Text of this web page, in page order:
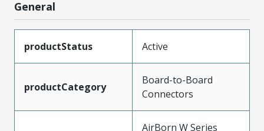
General
productStatus Active
productCategory
Board-to-Board
Connectors
AirBorn W Series